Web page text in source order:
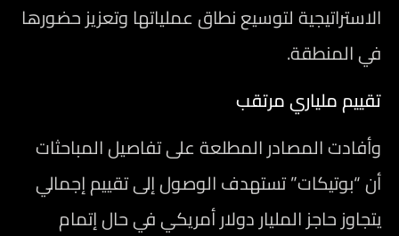
الاستراتيجية لتوسيع نطاق عملياتها وتعزيز حضورها
في المنطقة.
تقييم ملياري مرتقب
وأفادت المصادر المطلعة على تفاصيل المباحثات
أن “بوتيكات” تستهدف الوصول إلى تقييم إجمالي
يتجاوز حاجز المليار دولار أمريكي في حال إتمام